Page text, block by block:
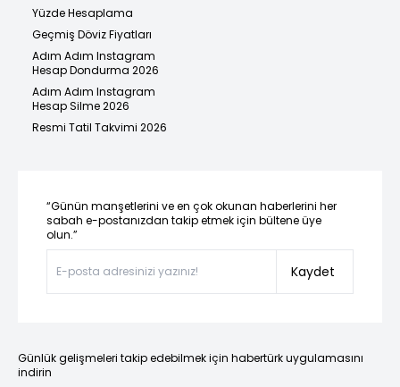
Yüzde Hesaplama
Geçmiş Döviz Fiyatları
Adım Adım Instagram
Hesap Dondurma 2026
Adım Adım Instagram
Hesap Silme 2026
Resmi Tatil Takvimi 2026
“Günün manşetlerini ve en çok okunan haberlerini her
sabah e-postanızdan takip etmek için bültene üye
olun.”
Kaydet
Günlük gelişmeleri takip edebilmek için habertürk uygulamasını
indirin